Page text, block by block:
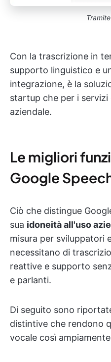
Tramite
Con la trascrizione in
supporto linguistico e
integrazione, è la
startup che per i
aziendale.
Le migliori
Google
Ciò che distingue
sua idoneità all'uso
misura per sviluppatori
necessitano di
reattive e supporto
e parlanti.
Di seguito sono
distintive che rendono
vocale così